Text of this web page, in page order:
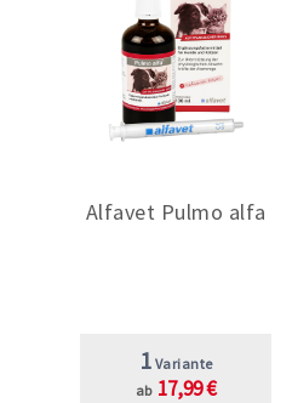
Alfavet Pulmo alfa
1 Variante
ab 17,99 €